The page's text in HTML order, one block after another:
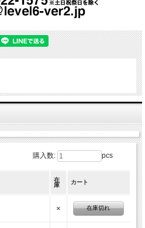
購入数: pcs
在
庫
カート
× 在庫切れ